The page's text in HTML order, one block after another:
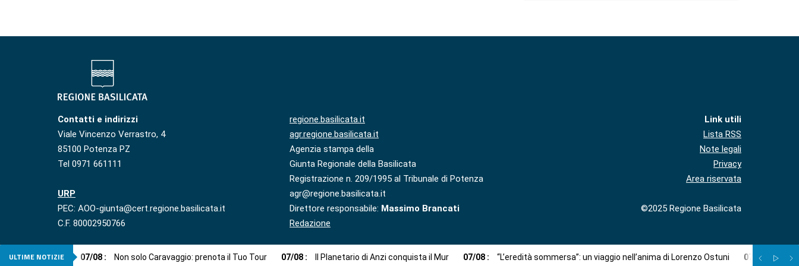
Contatti e indirizzi
Viale Vincenzo Verrastro, 4
85100 Potenza PZ
Tel 0971 661111
URP
PEC: AOO-giunta@cert.regione.basilicata.it
C.F. 80002950766
regione.basilicata.it
agr.regione.basilicata.it
Agenzia stampa della
Giunta Regionale della Basilicata
Registrazione n. 209/1995 al Tribunale di Potenza
agr@regione.basilicata.it
Direttore responsabile: Massimo Brancati
Redazione
Link utili
Lista RSS
Note legali
Privacy
Area riservata
©2025 Regione Basilicata
ULTIME NOTIZIE 07/08 : Non solo Caravaggio: prenota il Tuo Tour 07/08 : Il Planetario di Anzi conquista il Mur 07/08 : “L’eredità sommersa”: un viaggio nell’anima di Lorenzo Ostuni 07 08 Più